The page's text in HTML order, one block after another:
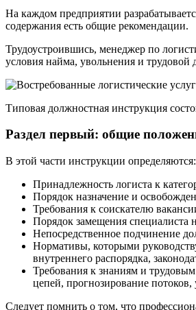
На каждом предприятии
содержания есть общие рекомендации.
Трудоустроившись, менеджер по
условия найма, увольнения и трудовой
Типовая должностная инструкция
Раздел первый: общие
В этой части инструкции определяются:
Принадлежность логиста к
Порядок назначение и
Требования к соискателю
Порядок замещения специалиста
Непосредственное подчинение
Нормативы, которыми
внутреннего распорядка,
Требования к знаниям и
цепей, прогнозирование
Следует помнить о том, что